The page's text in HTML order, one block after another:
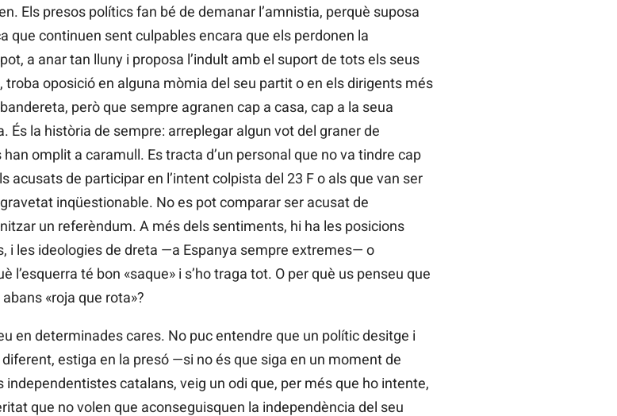
Els presos polítics fan bé de demanar l’amnistia, perquè suposa
que continuen sent culpables encara que els perdonen la
a anar tan lluny i proposa l’indult amb el suport de tots els seus
troba oposició en alguna mòmia del seu partit o en els dirigents més
però que sempre agranen cap a casa, cap a la seua
És la història de sempre: arreplegar algun vot del graner de
omplit a caramull. Es tracta d’un personal que no va tindre cap
acusats de participar en l’intent colpista del 23 F o als que van ser
inqüestionable. No es pot comparar ser acusat de
un referèndum. A més dels sentiments, hi ha les posicions
i les ideologies de dreta —a Espanya sempre extremes— o
té bon «saque» i s’ho traga tot. O per què us penseu que
«roja que rota»?
en determinades cares. No puc entendre que un polític desitge i
estiga en la presó —si no és que siga en un moment de
catalans, veig un odi que, per més que ho intente,
que no volen que aconseguisquen la independència del seu